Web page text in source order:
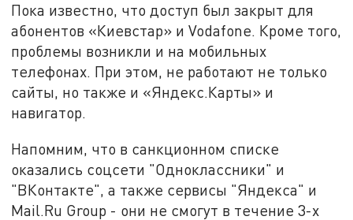
Пока известно, что доступ был закрыт для
абонентов «Киевстар» и Vodafone. Кроме того,
проблемы возникли и на мобильных
телефонах. При этом, не работают не только
сайты, но также и «Яндекс.Карты» и
навигатор.
Напомним, что в санкционном списке
оказались соцсети "Одноклассники" и
"ВКонтакте", а также сервисы "Яндекса" и
Mail.Ru Group - они не смогут в течение 3-х